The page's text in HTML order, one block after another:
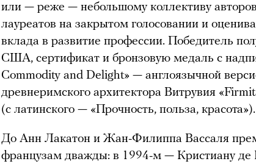
или — реже — небольшому коллективу
лауреатов на закрытом голосовании и
вклада в развитие профессии. Победитель
США, сертификат и бронзовую медаль с
Commodity and Delight» — англоязычной
древнеримского архитектора Витрувия
(с латинского — «Прочность, польза, красота»).
До Анн Лакатон и Жан-Филиппа Вассаля
французам дважды: в 1994-м — Кристиану де